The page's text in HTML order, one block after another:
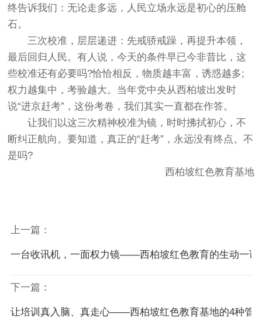
终告诉我们：无论走多远，人民立场永远是初心的压舱
石。
三次校准，层层递进：先戒骄戒躁，再提升本领，
最后回归人民。有人说，今天的条件早已今非昔比，这
些校准还有必要吗?恰恰相反，物质越丰富，诱惑越多;
权力越集中，考验越大。当年党中央从西柏坡出发时
说“进京赶考”，这份考卷，我们其实一直都在作答。
让我们以这三次精神校准为镜，时时拂拭初心，不
断纠正航向。要知道，真正的“赶考”，永远没有终点。不
是吗?
西柏坡红色教育基地
上一篇：
一台收讯机，一面权力镜——西柏坡红色教育的生动一课
下一篇：
让培训真入脑、真走心——西柏坡红色教育基地的4种管